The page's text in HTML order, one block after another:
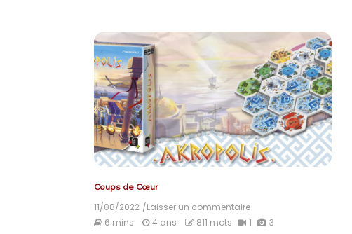
Coups de Cœur
11/08/2022 /Laisser un commentaire
Akropolis
6 mins 4 ans 811 mots 1 3